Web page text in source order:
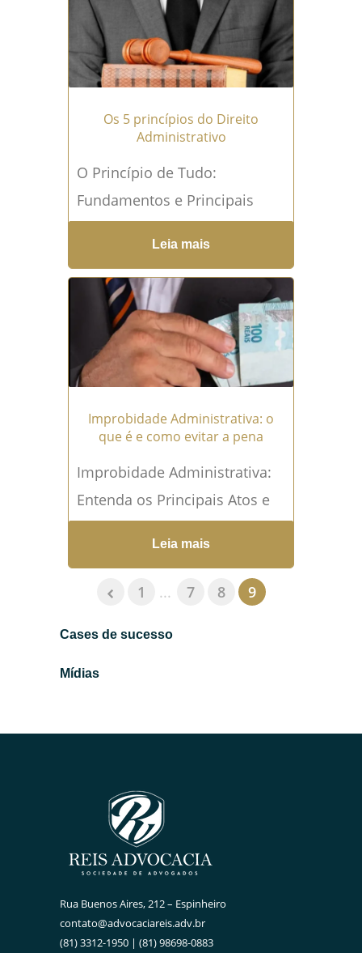
Comércio... Leia mais →
Os 5 princípios do Direito
Administrativo
O Princípio de Tudo:
Fundamentos e Principais
Princípios do Direito
Administrativo Descubra
como os princípios são a base
de toda a atividade...Leia
mais →
Leia mais
Improbidade Administrativa: o
que é e como evitar a pena
Improbidade Administrativa:
Entenda os Principais Atos e
Penalidades para Servidores
Públicos Conheça os Casos,
os Atos e a Importância da
Leia mais
→
Leia mais
1 ... 7 8 9
Cases de sucesso
Mídias
Rua Buenos Aires, 212 – Espinheiro
contato@advocaciareis.adv.br
(81) 3312-1950 | (81) 98698-0883